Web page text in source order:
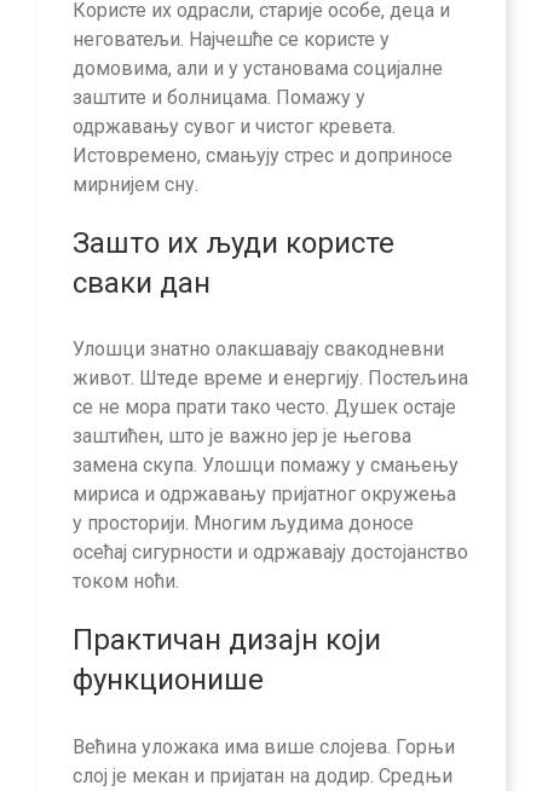
Користе их одрасли, старије особе, деца и
неговатељи. Најчешће се користе у
домовима, али и у установама социјалне
заштите и болницама. Помажу у
одржавању сувог и чистог кревета.
Истовремено, смањују стрес и доприносе
мирнијем сну.
Зашто их људи користе
сваки дан
Улошци знатно олакшавају свакодневни
живот. Штеде време и енергију. Постељина
се не мора прати тако често. Душек остаје
заштићен, што је важно јер је његова
замена скупа. Улошци помажу у смањењу
мириса и одржавању пријатног окружења
у просторији. Многим људима доносе
осећај сигурности и одржавају достојанство
током ноћи.
Практичан дизајн који
функционише
Већина уложака има више слојева. Горњи
слој је мекан и пријатан на додир. Средњи